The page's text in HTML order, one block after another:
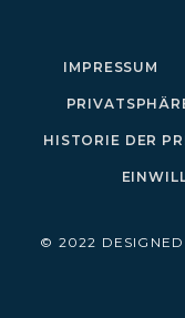
IMPRESSUM
HISTORIE DER
© 2022 DESIGNED